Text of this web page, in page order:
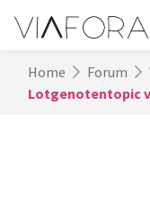
Home Forum
Lotgenotentopic